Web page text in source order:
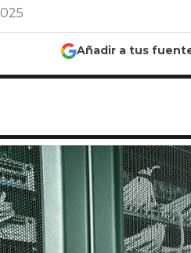
Añadir a tus